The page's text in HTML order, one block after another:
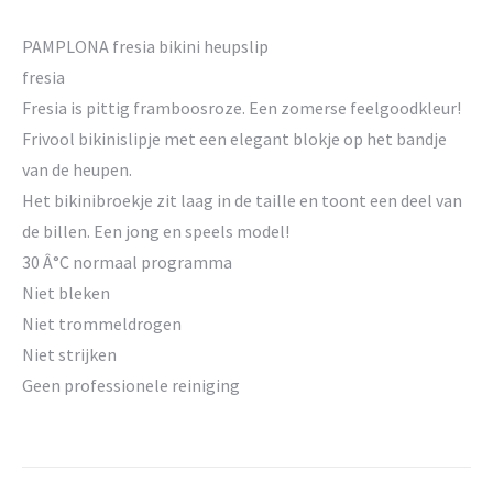
PAMPLONA fresia bikini heupslip
fresia
Fresia is pittig framboosroze. Een zomerse feelgoodkleur!
Frivool bikinislipje met een elegant blokje op het bandje
van de heupen.
Het bikinibroekje zit laag in de taille en toont een deel van
de billen. Een jong en speels model!
30 Â°C normaal programma
Niet bleken
Niet trommeldrogen
Niet strijken
Geen professionele reiniging